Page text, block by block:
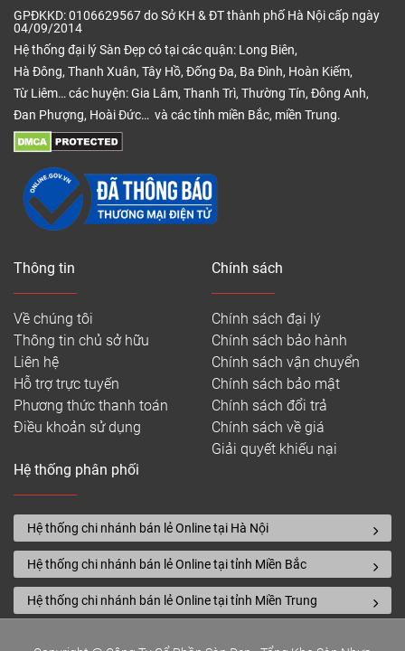
GPĐKKD: 0106629567 do Sở KH & ĐT thành phố Hà Nội cấp ngày
04/09/2014
Hệ thống đại lý Sàn Đẹp có tại các quận: Long Biên,
Hà Đông, Thanh Xuân, Tây Hồ, Đống Đa, Ba Đình, Hoàn Kiếm,
Từ Liêm… các huyện: Gia Lâm, Thanh Trì, Thường Tín, Đông Anh,
Đan Phượng, Hoài Đức… và các tỉnh miền Bắc, miền Trung.
Thông tin
Về chúng tôi
Thông tin chủ sở hữu
Liên hệ
Hỗ trợ trực tuyến
Phương thức thanh toán
Điều khoản sử dụng
Chính sách
Chính sách đại lý
Chính sách bảo hành
Chính sách vận chuyển
Chính sách bảo mật
Chính sách đổi trả
Chính sách về giá
Giải quyết khiếu nại
Hệ thống phân phối
Hệ thống chi nhánh bán lẻ Online tại Hà Nội
Hệ thống chi nhánh bán lẻ Online tại tỉnh Miền Bắc
Hệ thống chi nhánh bán lẻ Online tại tỉnh Miền Trung